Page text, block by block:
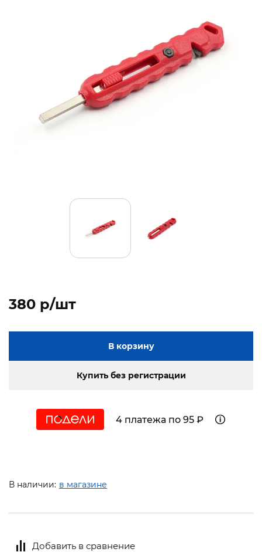
380 p/шт
В корзину
Купить без регистрации
4 платежа по 95 ₽
В наличии: в магазине
Добавить в сравнение